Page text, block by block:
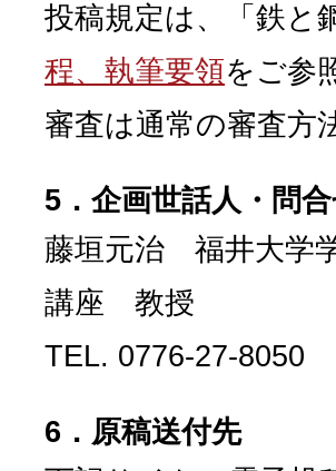
投稿規定は、「鉄と
程、執筆要領をご参
審査は通常の審査方
5．企画世話人・問
藤垣元治 福井大学
講座 教授
TEL. 0776-27-8050
6．原稿送付先